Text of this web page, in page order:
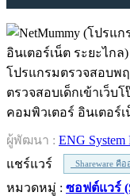
โปรแกรมตรวจสอบพ
ตรวจสอบเด็กเข้าเว็บ
คอมพิวเตอร์ อินเตอร์
ผู้พัฒนา : ENG System
แชร์แวร์
Shareware คือ
หมวดหมู่ : ซอฟต์แวร์